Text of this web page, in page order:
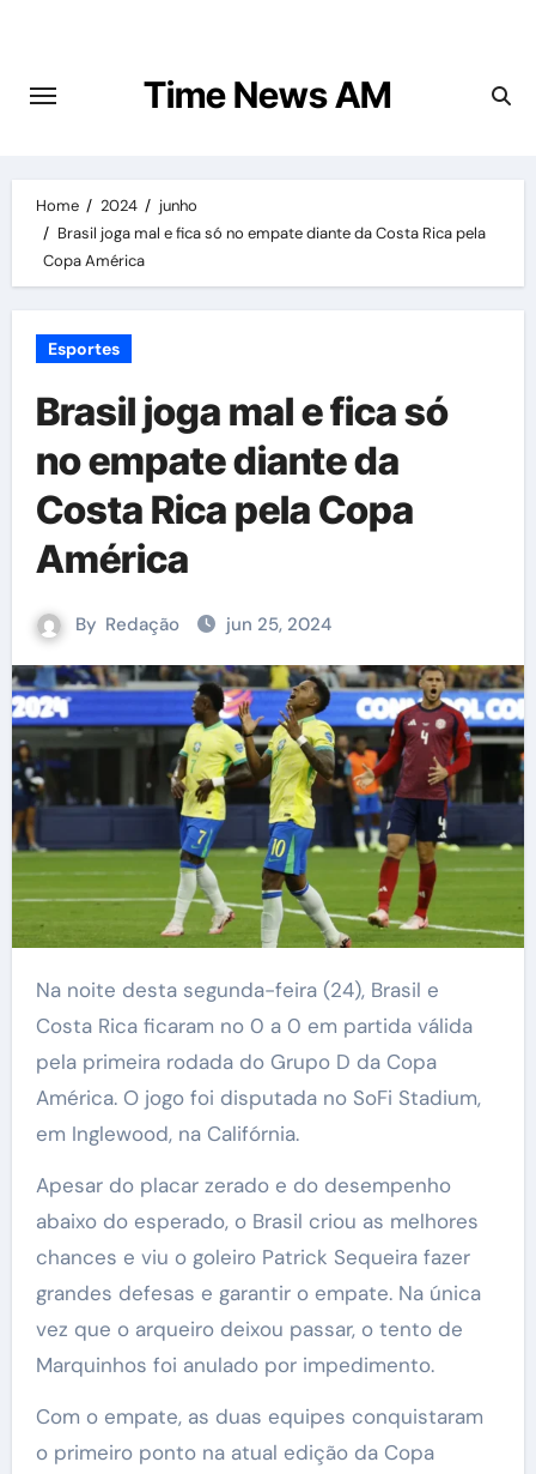
content
Time News AM
Home 2024
junho
Brasil joga mal e fica só no empate diante da Costa Rica pela
Copa América
Esportes
Brasil joga mal e fica só
no empate diante da
Costa Rica pela Copa
América
By Redação jun 25, 2024
Na noite desta segunda-feira (24), Brasil e
Costa Rica ficaram no 0 a 0 em partida válida
pela primeira rodada do Grupo D da Copa
América. O jogo foi disputada no SoFi Stadium,
em Inglewood, na Califórnia.
Apesar do placar zerado e do desempenho
abaixo do esperado, o Brasil criou as melhores
chances e viu o goleiro Patrick Sequeira fazer
grandes defesas e garantir o empate. Na única
vez que o arqueiro deixou passar, o tento de
Marquinhos foi anulado por impedimento.
Com o empate, as duas equipes conquistaram
o primeiro ponto na atual edição da Copa